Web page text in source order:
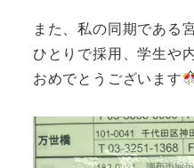
また、私の同期である
ひとりで採用、学生や
おめでとうございます